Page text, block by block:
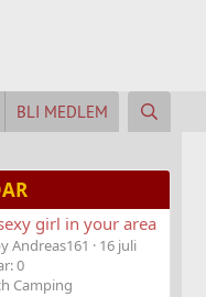
BLI MEDLEM
girl in your area
Andreas161
16 juli
0
Camping